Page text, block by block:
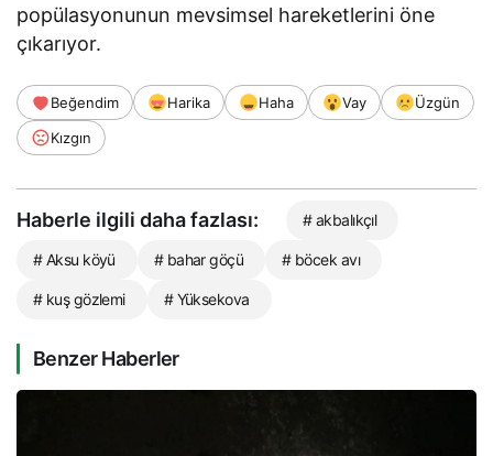
popülasyonunun mevsimsel hareketlerini öne
çıkarıyor.
Beğendim Harika Haha Vay
Üzgün
Kızgın
Haberle ilgili daha fazlası: # akbalıkçıl
# Aksu köyü # bahar göçü # böcek avı
# kuş gözlemi # Yüksekova
Benzer Haberler